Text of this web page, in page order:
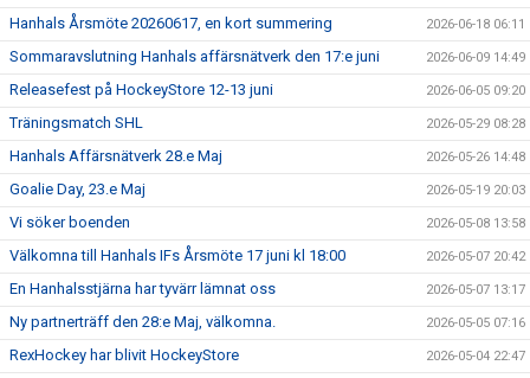
Hanhals Årsmöte 20260617, en kort summering 2026-06-18 06:11
Sommaravslutning Hanhals affärsnätverk den 17:e juni 2026-06-09 14:49
Releasefest på HockeyStore 12-13 juni 2026-06-05 09:20
Träningsmatch SHL 2026-05-29 08:28
Hanhals Affärsnätverk 28.e Maj 2026-05-26 14:48
Goalie Day, 23.e Maj 2026-05-19 20:03
Vi söker boenden 2026-05-08 13:58
Välkomna till Hanhals IFs Årsmöte 17 juni kl 18:00 2026-05-07 20:42
En Hanhalsstjärna har tyvärr lämnat oss 2026-05-07 13:17
Ny partnerträff den 28:e Maj, välkomna. 2026-05-05 07:16
RexHockey har blivit HockeyStore 2026-05-04 22:47